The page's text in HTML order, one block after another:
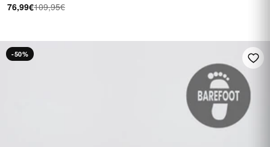
76,99€109,95€
-50%